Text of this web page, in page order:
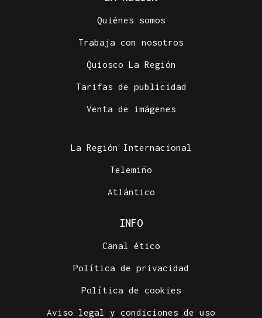
Quiénes somos
Trabaja con nosotros
Quiosco La Región
Tarifas de publicidad
Venta de imágenes
La Región Internacional
Telemiño
Atlántico
INFO
Canal ético
Política de privacidad
Política de cookies
Aviso legal y condiciones de uso